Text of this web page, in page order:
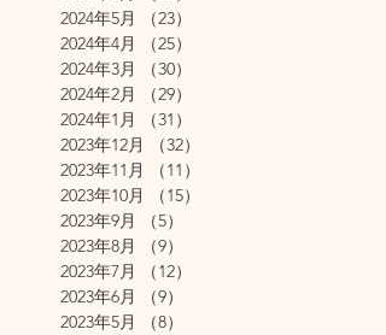
2024年5月
（23）
2024年4月
（25）
2024年3月
（30）
2024年2月
（29）
2024年1月
（31）
2023年12月
（32）
2023年11月
（11）
2023年10月
（15）
2023年9月
（5）
2023年8月
（9）
2023年7月
（12）
2023年6月
（9）
2023年5月
（8）